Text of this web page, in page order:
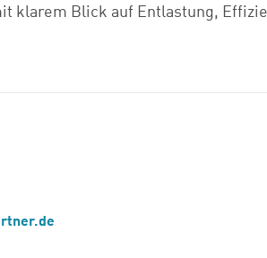
klarem Blick auf Entlastung,